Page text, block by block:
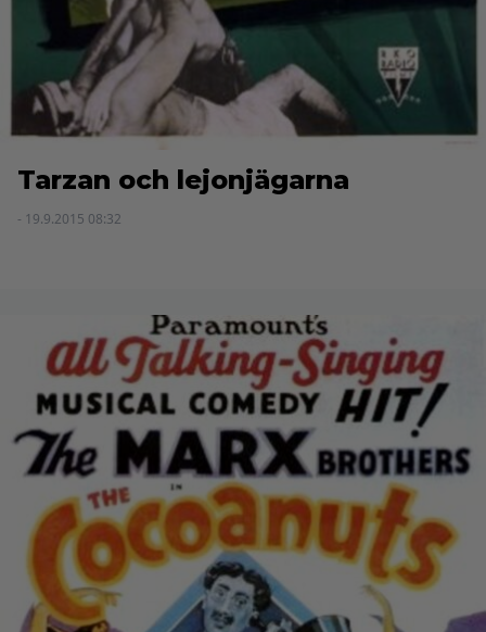
Tarzan och lejonjägarna
- 19.9.2015 08:32